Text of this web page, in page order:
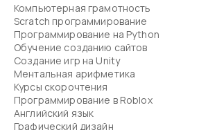
Компьютерная грамотность
Scratch программирование
Программирование на Python
Обучение созданию сайтов
Создание игр на Unity
Ментальная арифметика
Курсы скорочтения
Программирование в Roblox
Английский язык
Графический дизайн